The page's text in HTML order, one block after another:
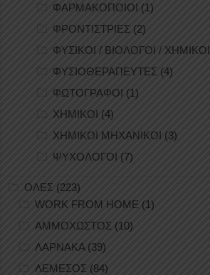
ΦΑΡΜΑΚΟΠΟΙΟΙ (1)
ΦΡΟΝΤΙΣΤΡΙΕΣ (2)
ΦΥΣΙΚΟΙ / ΒΙΟΛΟΓΟΙ / ΧΗΜΙΚΟΙ
ΦΥΣΙΟΘΕΡΑΠΕΥΤΕΣ (4)
ΦΩΤΟΓΡΑΦΟΙ (1)
ΧΗΜΙΚΟΙ (4)
ΧΗΜΙΚΟΙ ΜΗΧΑΝΙΚΟΙ (3)
ΨΥΧΟΛΟΓΟΙ (7)
ΟΛΕΣ (223)
WORK FROM HOME (1)
ΑΜΜΟΧΩΣΤΟΣ (10)
ΛΑΡΝΑΚΑ(39)
ΛΕΜΕΣΟΣ (84)